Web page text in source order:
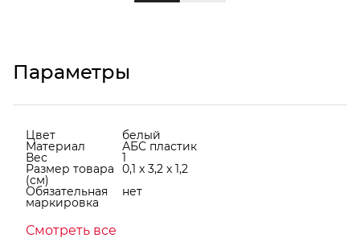
Параметры
Цвет белый
Материал АБС пластик
Вес 1
Размер товара
(см)
0,1 x 3,2 x 1,2
Обязательная
маркировка
нет
Смотреть все